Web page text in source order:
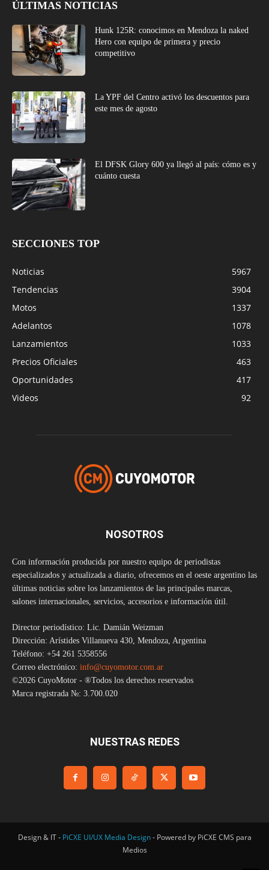
ÚLTIMAS NOTICIAS
Hunk 125R: conocimos en Mendoza la naked
Hero con equipo de primera y precio
competitivo
La YPF del Centro activó los descuentos para
este mes de agosto
El DFSK Glory 600 ya llegó al país: cómo es y
cuánto cuesta
SECCIONES TOP
Noticias
5967
Tendencias
3904
Motos
1337
Adelantos
1078
Lanzamientos
1033
Precios Oficiales
463
Oportunidades
417
Videos
92
NOSOTROS
Con información producida por nuestro equipo de periodistas
especializados y actualizada a diario, ofrecemos en el oeste argentino las
últimas noticias sobre los lanzamientos de las principales marcas,
salones internacionales, servicios, accesorios e información útil.
Director periodístico: Lic. Damián Weizman
Dirección: Arístides Villanueva 430, Mendoza, Argentina
Teléfono: +54 261 5358556
Correo electrónico: info@cuyomotor.com.ar
©2026 CuyoMotor - ®Todos los derechos reservados
Marca registrada №: 3.700.020
NUESTRAS REDES
Design & IT - PiCXE UI/UX Media Design- Powered by PiCXE CMS para
Medios